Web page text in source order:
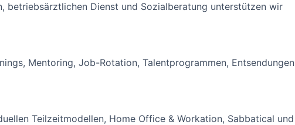
betriebsärztlichen Dienst und Sozialberatung unterstützen wir
Mentoring, Job-Rotation, Talentprogrammen, Entsendungen
Teilzeitmodellen, Home Office & Workation, Sabbatical und